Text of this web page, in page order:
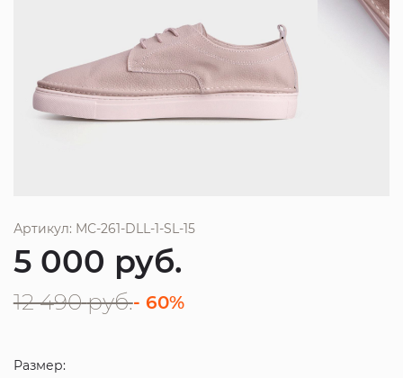
Артикул: МС-261-DLL-1-SL-15
5 000 руб.
12 490 руб.- 60%
Размер: